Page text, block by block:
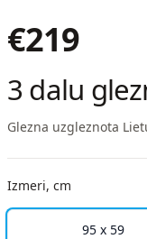
€219
3 dalu
Glezna uzgleznota
Izmeri, cm
95 x 59